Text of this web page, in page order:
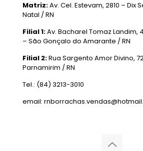
Matriz:Av. Cel. Estevam, 2810 – Dix
Natal / RN
Filial 1:Av. Bacharel Tomaz Landim,
– São Gonçalo do Amarante / RN
Filial 2:Rua Sargento Amor Divino,
Parnamirim / RN
Tel.: (84) 3213-3010
email: